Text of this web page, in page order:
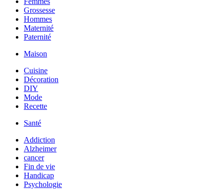
Grossesse
Hommes
Maternité
Paternité
Maison
Cuisine
Décoration
DIY
Mode
Recette
Santé
Addiction
Alzheimer
cancer
Fin de vie
Handicap
Psychologie